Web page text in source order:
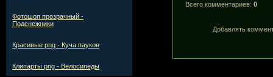
Фотошоп прозрачный -
Подснежники
Красивые png - Куча пауков
Клипарты png - Велосипеды
Всего комментариев: 0
Добавлять